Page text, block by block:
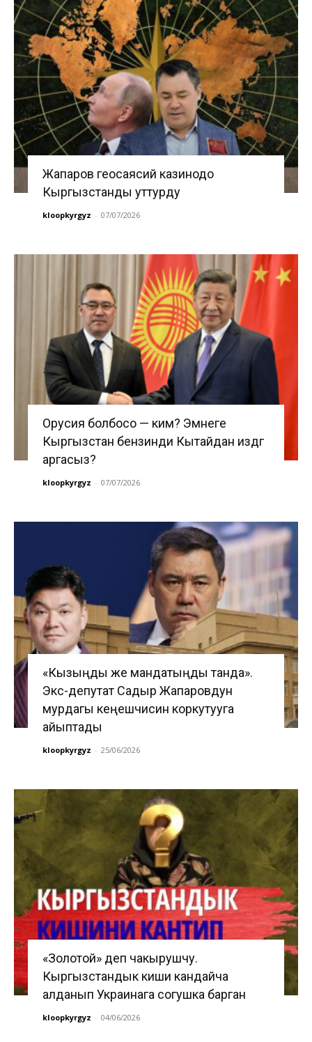
Жапаров геосаясий казинодо
Кыргызстанды уттурду
kloopkyrgyz - 07/07/2026
Орусия болбосо — ким? Эмнеге
Кыргызстан бензинди Кытайдан издөөгө
аргасыз?
kloopkyrgyz - 07/07/2026
«Кызыңды же мандатыңды танда».
Экс-депутат Садыр Жапаровдун
мурдагы кеңешчисин коркутууга
айыптады
kloopkyrgyz - 25/06/2026
«Золотой» деп чакырушчу.
Кыргызстандык киши кандайча
алданып Украинага согушка барган
kloopkyrgyz - 04/06/2026